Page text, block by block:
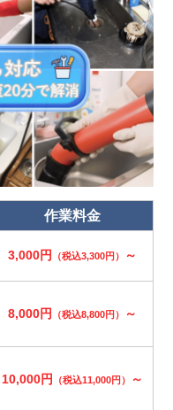
作業料金
3,000円 （税込3,300円） ～
8,000円 （税込8,800円） ～
10,000円 （税込11,000円） ～